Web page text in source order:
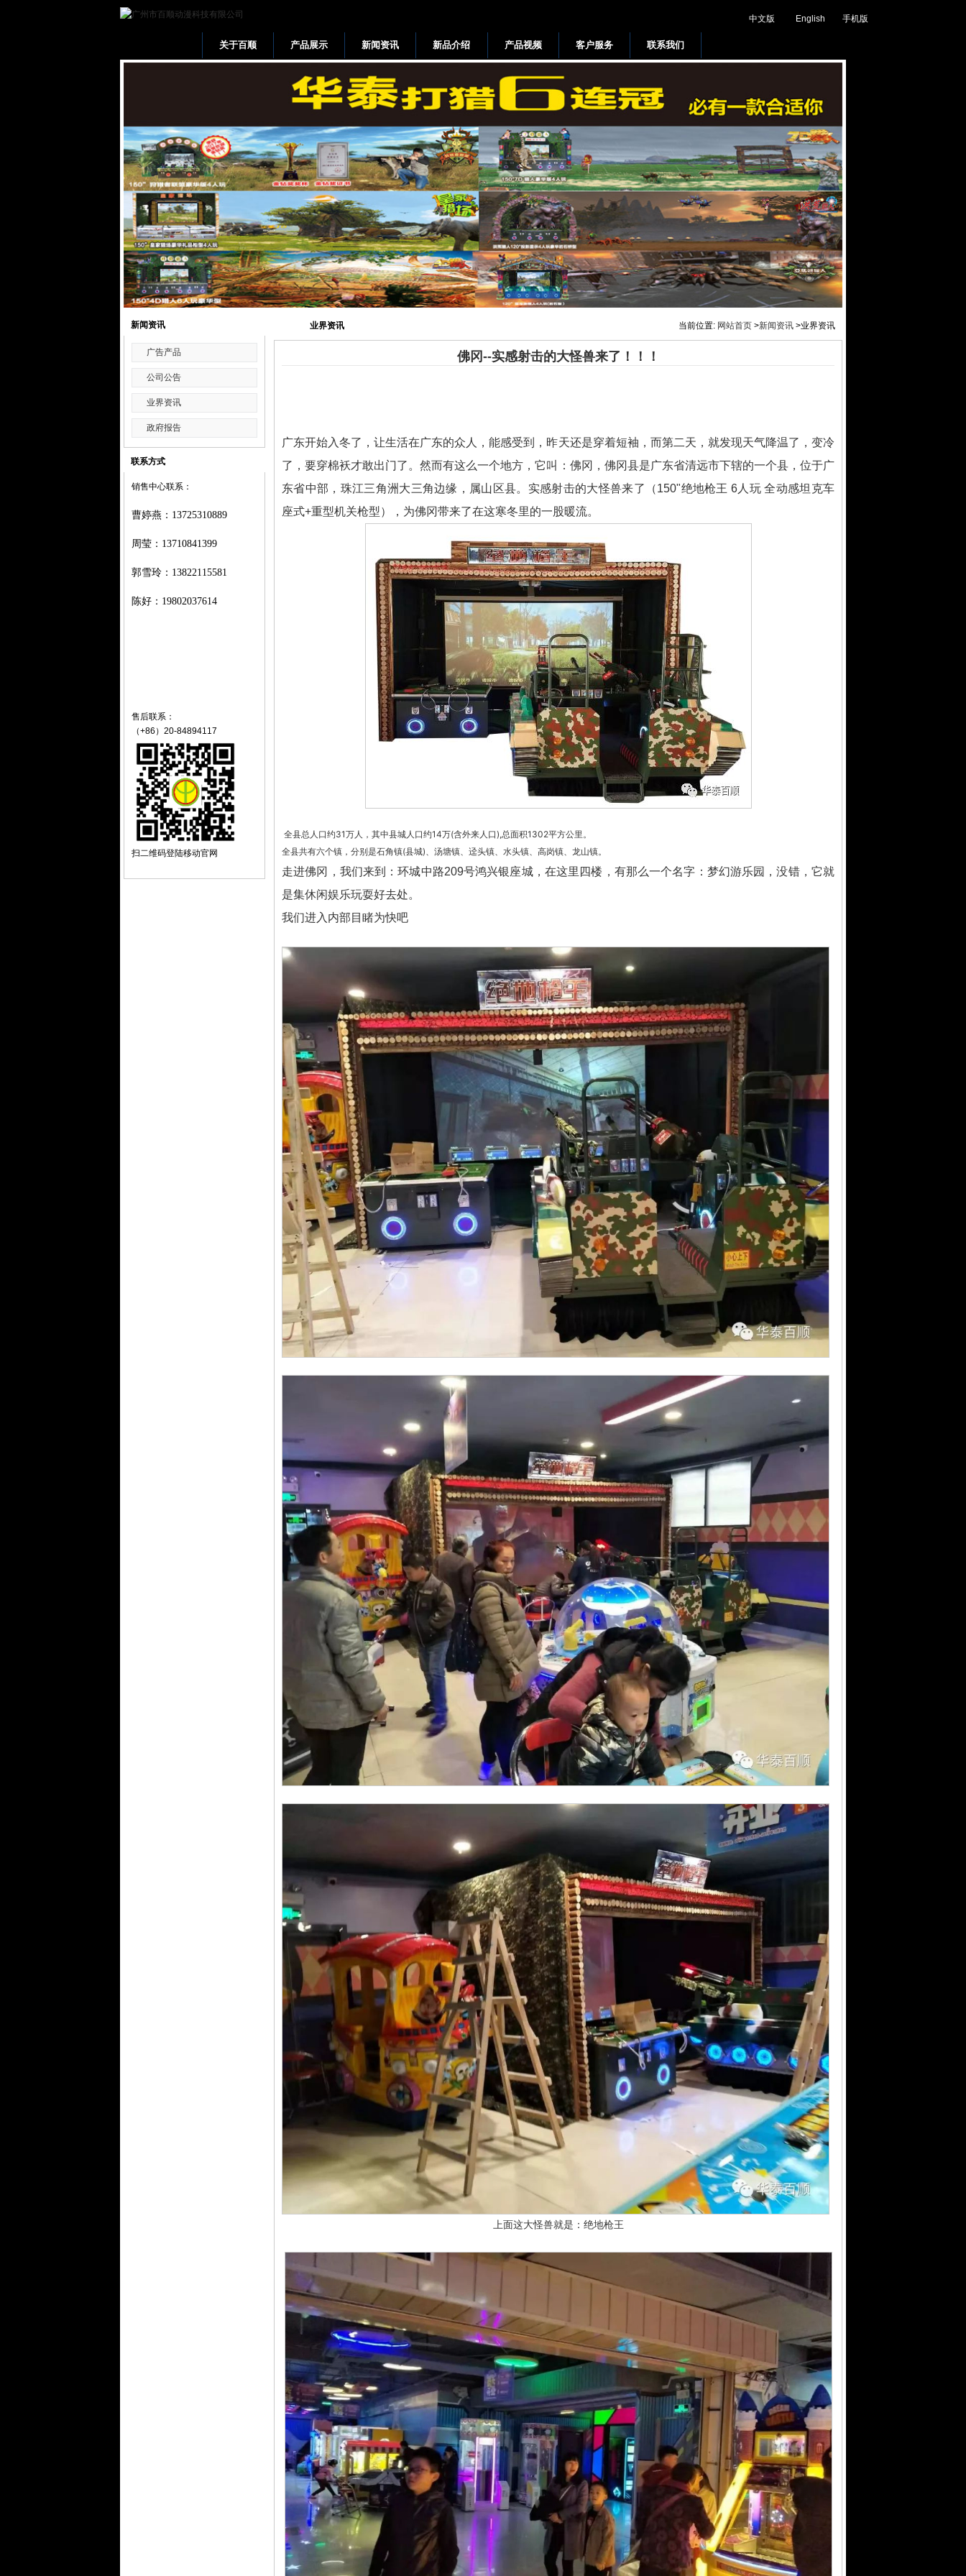
中文版 English 手机版
网站首页
关于百顺 产品展示 新闻资讯 新品介绍 产品视频 客户服务 联系我们
新闻资讯
广告产品
公司公告
业界资讯
政府报告
联系方式
销售中心联系：
曹婷燕 ： 13725310889
周莹： 13710841399
郭雪玲： 13822115581
陈好： 19802037614
售后联系：
（+86）20-84894117
扫二维码登陆移动官网
当前位置: 网站首页 >新闻资讯 >业界资讯
业界资讯
佛冈--实感射击的大怪兽来了！！！
广东开始入冬了，让生活在广东的众人，能感受到，昨天还是穿着短袖，而第二天，就发现天气降温了，变冷
了，要穿棉袄才敢出门了。然而有这么一个地方，它叫：佛冈，佛冈县是广东省清远市下辖的一个县，位于广
东省中部，珠江三角洲大三角边缘，属山区县。实感射击的大怪兽来了（150"绝地枪王 6人玩 全动感坦克车
座式+重型机关枪型），为佛冈带来了在这寒冬里的一股暖流。
全县总人口约31万人，其中县城人口约14万(含外来人口),总面积1302平方公里。
全县共有六个镇，分别是石角镇(县城)、汤塘镇、迳头镇、水头镇、高岗镇、龙山镇。
走进佛冈，我们来到：环城中路209号鸿兴银座城，在这里四楼，有那么一个名字：梦幻游乐园，没错，它就
是集休闲娱乐玩耍好去处。
我们进入内部目睹为快吧
上面这大怪兽就是：绝地枪王